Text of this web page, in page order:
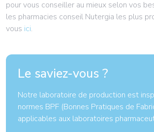
pour vous conseiller au mieux selon vos
les pharmacies conseil Nutergia les plus
vous ici.
Le saviez-vous ?
Notre laboratoire de production est
normes BPF (Bonnes Pratiques de
applicables aux laboratoires